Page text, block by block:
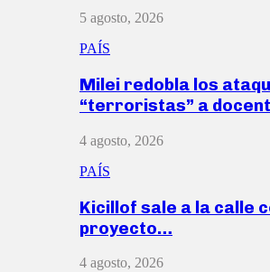
5 agosto, 2026
PAÍS
Milei redobla los
“terroristas” a
4 agosto, 2026
PAÍS
Kicillof sale a la calle
proyecto…
4 agosto, 2026